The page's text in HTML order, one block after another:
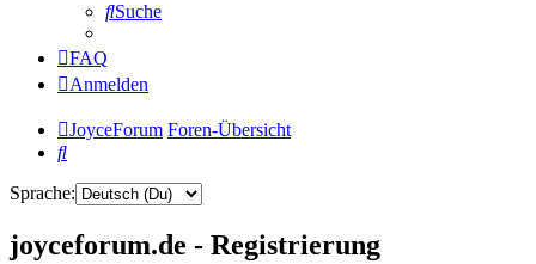
Suche
FAQ
Anmelden
JoyceForum Foren-Übersicht
Suche
Sprache:
joyceforum.de - Registrierung